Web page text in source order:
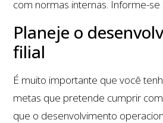
com normas internas. Informe-se
Planeje o
filial
É muito importante que você
metas que pretende cumprir
que o desenvolvimento